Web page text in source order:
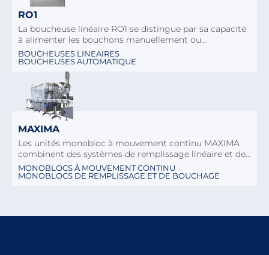
RO1
La boucheuse linéaire RO1 se distingue par sa capacité
à alimenter les bouchons manuellement ou…
BOUCHEUSES LINEAIRES
BOUCHEUSES AUTOMATIQUE
MAXIMA
Les unités monobloc à mouvement continu MAXIMA
combinent des systèmes de remplissage linéaire et de…
MONOBLOCS À MOUVEMENT CONTINU
MONOBLOCS DE REMPLISSAGE ET DE BOUCHAGE